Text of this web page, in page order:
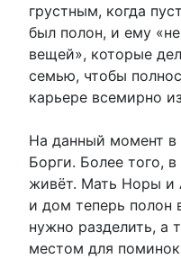
грустным, когда
был полон, и ему
вещей», которые
семью, чтобы
карьере всемирно
На данный момент
Борги. Более того,
живёт. Мать Норы и
и дом теперь
нужно разделить, а
местом для